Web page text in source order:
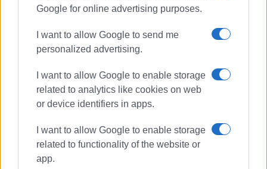
Google for online advertising purposes.
I want to allow Google to send me
personalized advertising.
I want to allow Google to enable storage
related to analytics like cookies on web
or device identifiers in apps.
I want to allow Google to enable storage
related to functionality of the website or
app.